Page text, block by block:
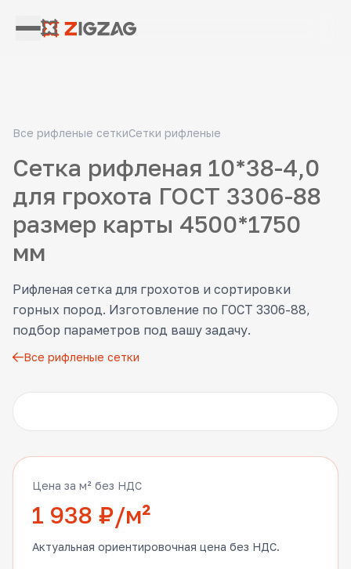
Все рифленые сеткиСетки рифленые
Сетка рифленая 10*38-4,0
для грохота ГОСТ 3306-88
размер карты 4500*1750
мм
Рифленая сетка для грохотов и сортировки
горных пород. Изготовление по ГОСТ 3306-88,
подбор параметров под вашу задачу.
Все рифленые сетки
Цена за м² без НДС
1 938 ₽/м²
Актуальная ориентировочная цена без НДС.